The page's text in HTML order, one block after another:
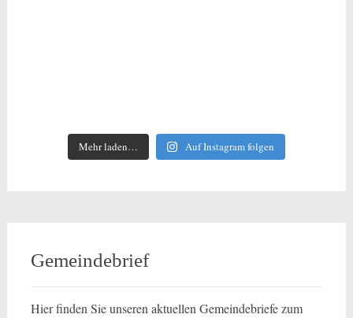
Mehr laden… Auf Instagram folgen
Gemeindebrief
Hier finden Sie unseren aktuellen Gemeindebriefe zum